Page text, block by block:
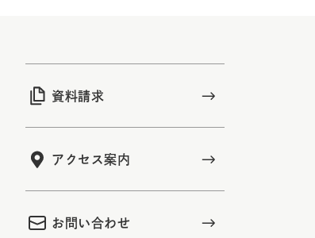
資料請求
アクセス案内
お問い合わせ